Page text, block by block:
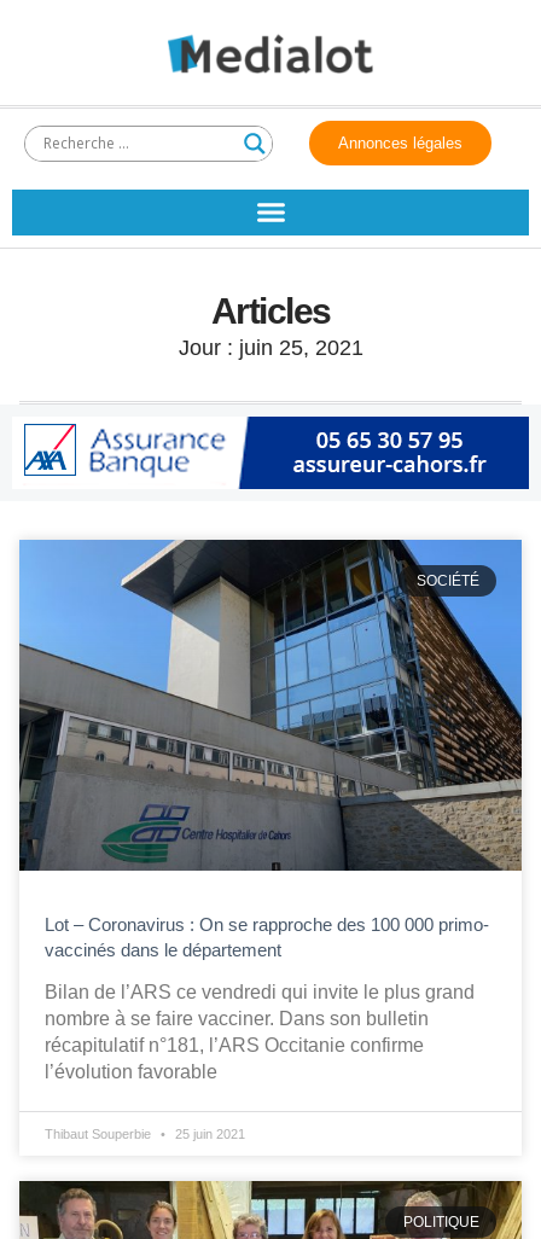
Annonces légales
Articles
Jour : juin 25, 2021
SOCIÉTÉ
Lot – Coronavirus : On se rapproche des 100 000 primo-
vaccinés dans le département
Bilan de l’ARS ce vendredi qui invite le plus grand
nombre à se faire vacciner. Dans son bulletin
récapitulatif n°181, l’ARS Occitanie confirme
l’évolution favorable
Thibaut Souperbie 25 juin 2021
POLITIQUE